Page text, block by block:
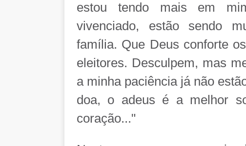
estou tendo mais em
vivenciado, estão sendo
família. Que Deus conforte
eleitores. Desculpem, mas
a minha paciência já não
doa, o adeus é a melhor
coração..."